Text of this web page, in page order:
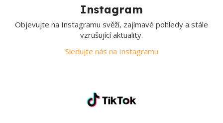
Instagram
Objevujte na Instagramu svěží, zajímavé pohledy a stále
vzrušující aktuality.
Sledujte nás na Instagramu